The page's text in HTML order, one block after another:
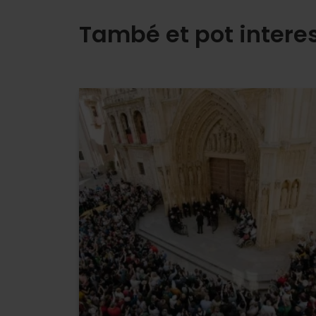
També et pot